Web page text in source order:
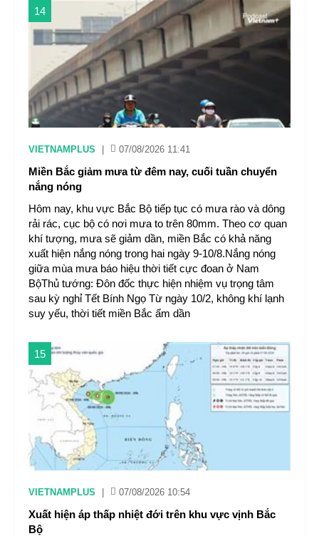
14
VIETNAMPLUS 07/08/2026 11:41
Miền Bắc giảm mưa từ đêm nay, cuối tuần chuyển
nắng nóng
Hôm nay, khu vực Bắc Bộ tiếp tục có mưa rào và dông
rải rác, cục bộ có nơi mưa to trên 80mm. Theo cơ quan
khí tượng, mưa sẽ giảm dần, miền Bắc có khả năng
xuất hiện nắng nóng trong hai ngày 9-10/8.Nắng nóng
giữa mùa mưa báo hiệu thời tiết cực đoan ở Nam
BộThủ tướng: Đôn đốc thực hiện nhiệm vụ trọng tâm
sau kỳ nghỉ Tết Bính Ngọ Từ ngày 10/2, không khí lạnh
suy yếu, thời tiết miền Bắc ấm dần
15
VIETNAMPLUS 07/08/2026 10:54
Xuất hiện áp thấp nhiệt đới trên khu vực vịnh Bắc
Bộ